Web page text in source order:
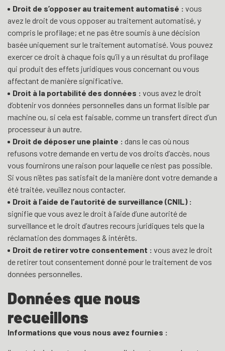
Droit de s’opposer au traitement automatisé : vous
avez le droit de vous opposer au traitement automatisé, y
compris le profilage; et ne pas être soumis à une décision
basée uniquement sur le traitement automatisé. Vous pouvez
exercer ce droit à chaque fois qu’il y a un résultat du profilage
qui produit des effets juridiques vous concernant ou vous
affectant de manière significative.
Droit à la portabilité des données : vous avez le droit
d’obtenir vos données personnelles dans un format lisible par
machine ou, si cela est faisable, comme un transfert direct d’un
processeur à un autre.
Droit de déposer une plainte : dans le cas où nous
refusons votre demande en vertu de vos droits d’accès, nous
vous fournirons une raison pour laquelle ce n’est pas possible.
Si vous n’êtes pas satisfait de la manière dont votre demande a
été traitée, veuillez nous contacter.
Droit à l’aide de l’autorité de surveillance (CNIL) :
signifie que vous avez le droit à l’aide d’une autorité de
surveillance et le droit d’autres recours juridiques tels que la
réclamation des dommages & intérêts.
Droit de retirer votre consentement : vous avez le droit
de retirer tout consentement donné pour le traitement de vos
données personnelles.
Données que nous
recueillons
Informations que vous nous avez fournies :